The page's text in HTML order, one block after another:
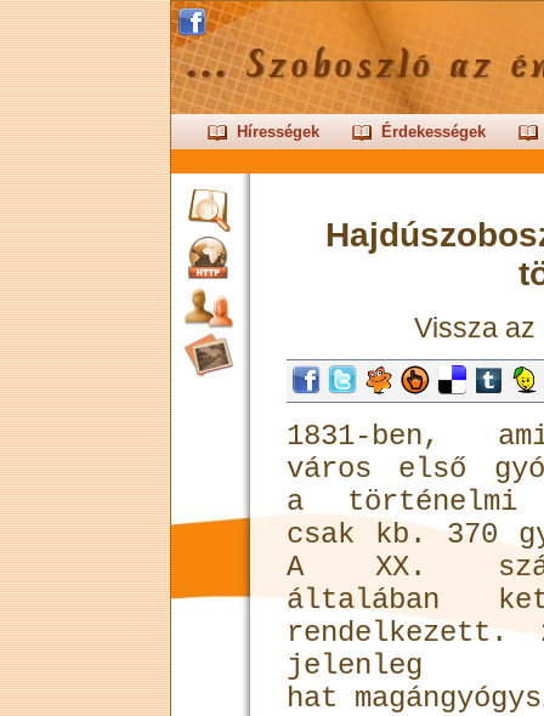
Hírességek Érdekességek
Vissza az
1831-ben,
város első
a történelmi
csak kb. 370
A XX.
általában
rendelkezett.
jelenleg
hat